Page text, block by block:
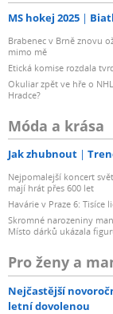
MS hokej 2025
Brabenec v Brně znovu
mimo mě
Etická komise rozdala
Okuliar zpět ve hře o
Hradce?
Móda a krása
Jak zhubnout
Nejpomalejší koncert
mají hrát přes 600 let
Havárie v Praze 6: Tisíce
Skromné narozeniny
Místo dárků ukázala
Pro ženy a
Nejčastější
letní dovolenou